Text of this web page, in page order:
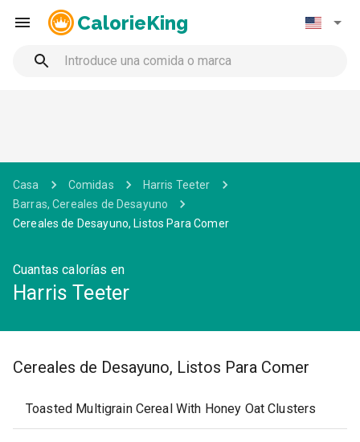
CalorieKing
Casa Comidas
Harris Teeter
Barras, Cereales de Desayuno
Cereales de Desayuno, Listos Para Comer
Cuantas calorías en
Harris Teeter
Cereales de Desayuno, Listos Para Comer
Toasted Multigrain Cereal With Honey Oat Clusters